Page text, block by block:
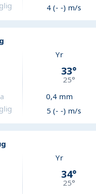
4 (- -) m/s
Yr
33°
25°
0,4mm
5 (- -) m/s
Yr
34°
25°